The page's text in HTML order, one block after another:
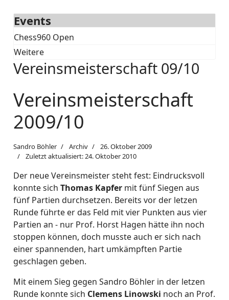
Events
Chess960 Open
Weitere
Vereinsmeisterschaft 09/10
Vereinsmeisterschaft
2009/10
Sandro Böhler Archiv
26. Oktober 2009
Zuletzt aktualisiert: 24. Oktober 2010
Der neue Vereinsmeister steht fest: Eindrucksvoll
konnte sichThomas Kapfer mit fünf Siegen aus
fünf Partien durchsetzen. Bereits vor der letzen
Runde führte er das Feld mit vier Punkten aus vier
Partien an - nur Prof. Horst Hagen hätte ihn noch
stoppen können, doch musste auch er sich nach
einer spannenden, hart umkämpften Partie
geschlagen geben.
Mit einem Sieg gegen Sandro Böhler in der letzen
Runde konnte sich Clemens Linowski noch an Prof.